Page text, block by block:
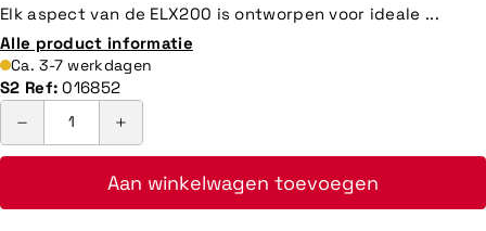
Elk aspect van de ELX200 is ontworpen voor ideale ...
Alle product informatie
Ca. 3-7 werkdagen
S2 Ref: 016852
Aan winkelwagen toevoegen